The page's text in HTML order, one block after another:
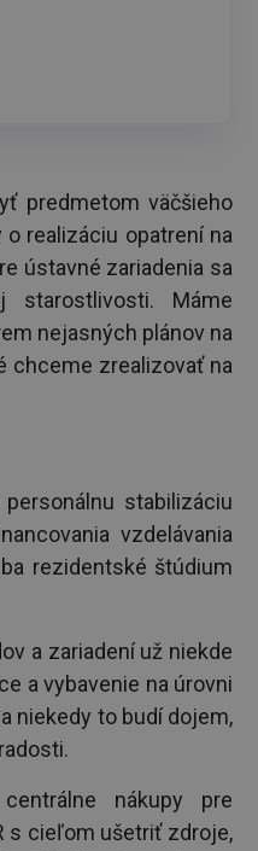
predmetom väčšieho
realizáciu opatrení na
ústavné zariadenia sa
starostlivosti. Máme
nejasných plánov na
chceme zrealizovať na
stabilizáciu
vzdelávania
rezidentské štúdium
a zariadení už niekde
a vybavenie na úrovni
niekedy to budí dojem,
nákupy pre
s cieľom ušetriť zdroje,